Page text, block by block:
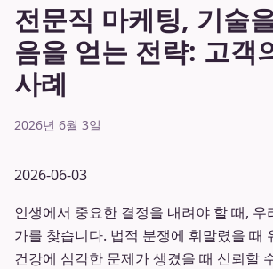
전문직 마케팅, 기술
음을 얻는 전략: 고객
사례
2026년 6월 3일
2026-06-03
인생에서 중요한 결정을 내려야 할 때, 우
가를 찾습니다. 법적 분쟁에 휘말렸을 때
건강에 심각한 문제가 생겼을 때 신뢰할